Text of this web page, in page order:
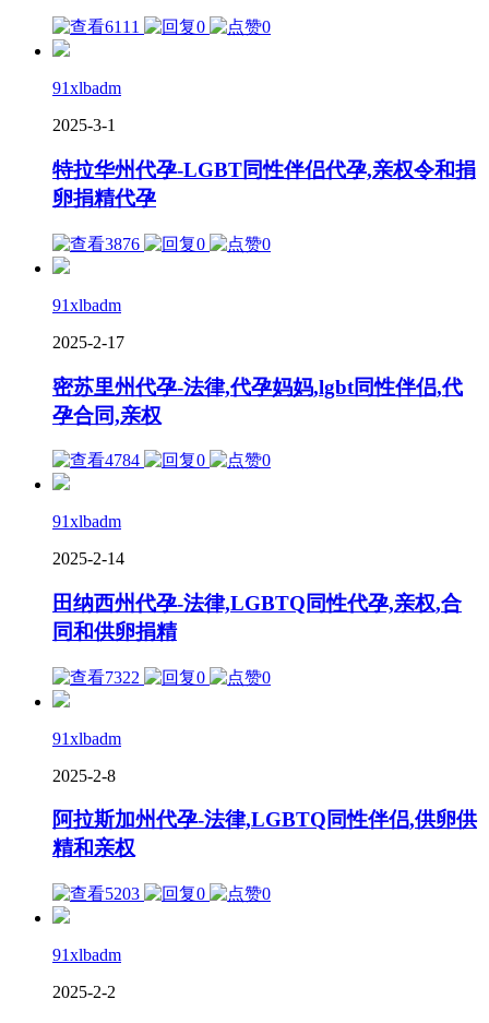
6111 0 0
91xlbadm
2025-3-1
特拉华州代孕-LGBT同性伴侣代孕,亲权令和捐
卵捐精代孕
3876 0 0
91xlbadm
2025-2-17
密苏里州代孕-法律,代孕妈妈,lgbt同性伴侣,代
孕合同,亲权
4784 0 0
91xlbadm
2025-2-14
田纳西州代孕-法律,LGBTQ同性代孕,亲权,合
同和供卵捐精
7322 0 0
91xlbadm
2025-2-8
阿拉斯加州代孕-法律,LGBTQ同性伴侣,供卵供
精和亲权
5203 0 0
91xlbadm
2025-2-2